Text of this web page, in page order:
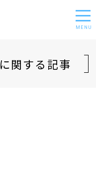
MENU
に関する記事